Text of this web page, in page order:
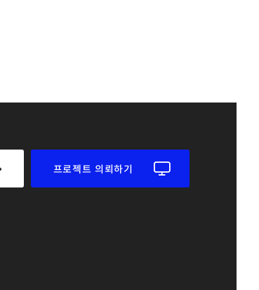
프로젝트 의뢰하기